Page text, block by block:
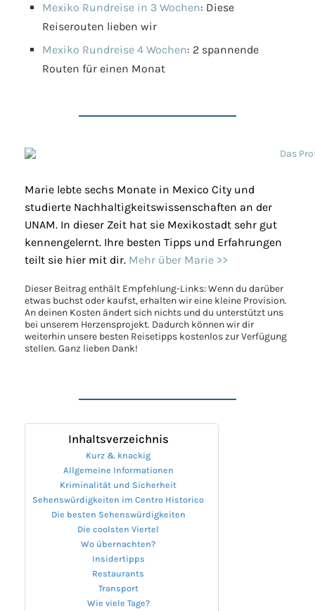
Mexiko Rundreise in 3 Wochen: Diese
Reiserouten lieben wir
Mexiko Rundreise 4 Wochen: 2 spannende
Routen für einen Monat
Marie lebte sechs Monate in Mexico City und
studierte Nachhaltigkeitswissenschaften an der
UNAM. In dieser Zeit hat sie Mexikostadt sehr gut
kennengelernt. Ihre besten Tipps und Erfahrungen
teilt sie hier mit dir. Mehr über Marie >>
Dieser Beitrag enthält Empfehlung-Links: Wenn du darüber
etwas buchst oder kaufst, erhalten wir eine kleine Provision.
An deinen Kosten ändert sich nichts und du unterstützt uns
bei unserem Herzensprojekt. Dadurch können wir dir
weiterhin unsere besten Reisetipps kostenlos zur Verfügung
stellen. Ganz lieben Dank!
Inhaltsverzeichnis
Kurz & knackig
Allgemeine Informationen
Kriminalität und Sicherheit
Sehenswürdigkeiten im Centro Historico
Die besten Sehenswürdigkeiten
Die coolsten Viertel
Wo übernachten?
Insidertipps
Restaurants
Transport
Wie viele Tage?